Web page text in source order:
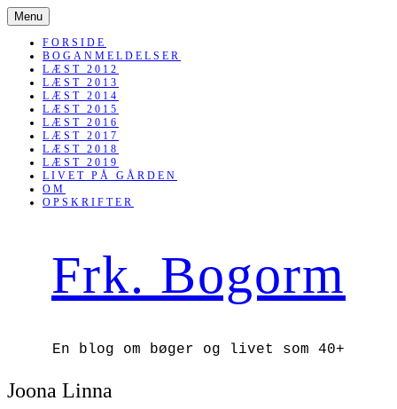
Menu SKIP
TO
CONTENT
FORSIDE
BOGANMELDELSER
LÆST 2012
LÆST 2013
LÆST 2014
LÆST 2015
LÆST 2016
LÆST 2017
LÆST 2018
LÆST 2019
LIVET PÅ GÅRDEN
OM
OPSKRIFTER
Frk. Bogorm
En blog om bøger og livet som 40+
Joona Linna